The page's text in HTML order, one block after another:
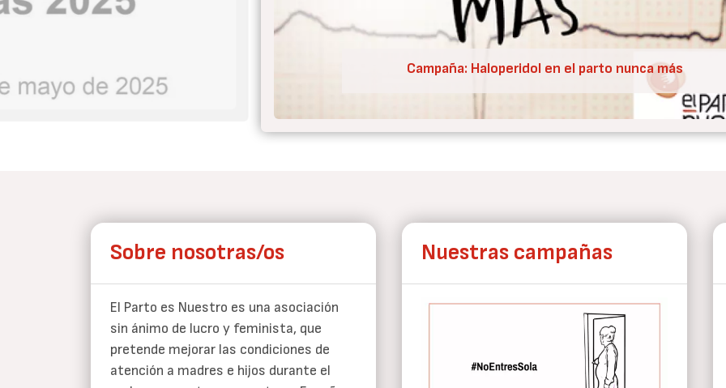
Nueva condena de CEDAW a España por V.O.
Sobre nosotras/os
El Parto es Nuestro es una asociación
sin ánimo de lucro y feminista, que
pretende mejorar las condiciones de
atención a madres e hijos durante el
Nuestras campañas